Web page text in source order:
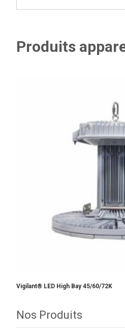
Produits
Vigilant® LED High Bay 45/60/72K
Nos Produits